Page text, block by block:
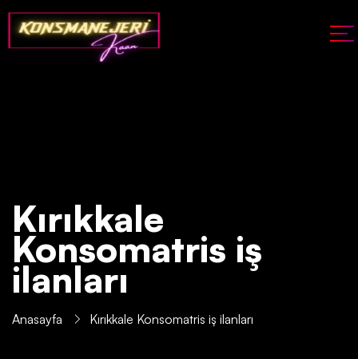
Kırıkkale
Konsomatris iş
ilanları
Anasayfa Kırıkkale Konsomatris iş ilanları